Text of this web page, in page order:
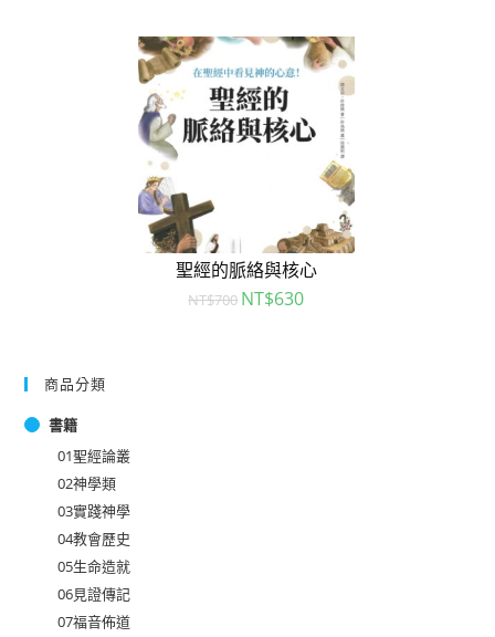
聖經的脈絡與核心
NT$700 NT$630
商品分類
書籍
01聖經論叢
02神學類
03實踐神學
04教會歷史
05生命造就
06見證傳記
07福音佈道